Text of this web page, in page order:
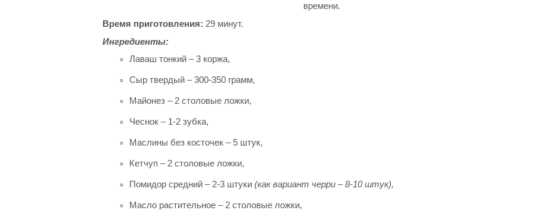
времени.
Время приготовления: 29 минут.
Ингредиенты:
Лаваш тонкий – 3 коржа,
Сыр твердый – 300-350 грамм,
Майонез – 2 столовые ложки,
Чеснок – 1-2 зубка,
Маслины без косточек – 5 штук,
Кетчуп – 2 столовые ложки,
Помидор средний – 2-3 штуки (как вариант черри – 8-10 штук),
Масло растительное – 2 столовые ложки,